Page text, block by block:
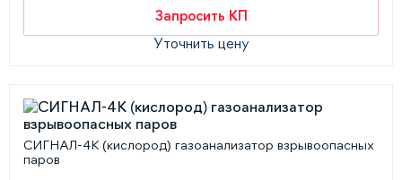
Запросить КП
Уточнить цену
СИГНАЛ-4К (кислород) газоанализатор взрывоопасных
паров